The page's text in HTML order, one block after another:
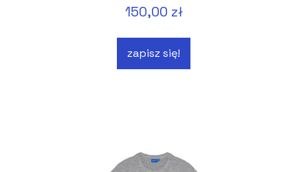
150,00 zł
zapisz się!